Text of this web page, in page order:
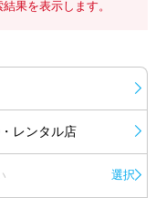
果を表示します。
レンタル店
選択